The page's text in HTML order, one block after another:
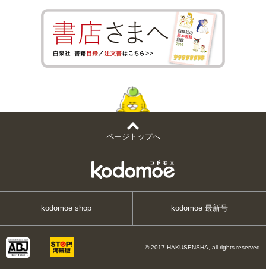
ページトップへ
kodomoe shop kodomoe 最新号
© 2017 HAKUSENSHA, all rights reserved